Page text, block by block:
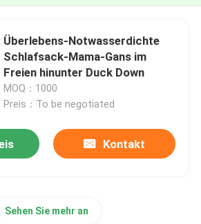
Überlebens-Notwasserdichte
Schlafsack-Mama-Gans im
Freien hinunter Duck Down
MOQ：1000
Preis：To be negotiated
Kontakt
Sehen Sie mehr an